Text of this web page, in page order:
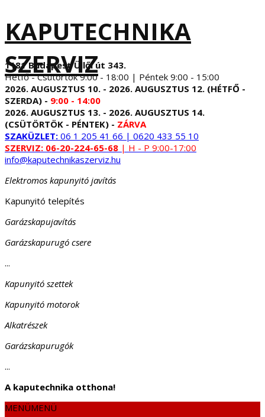
KAPUTECHNIKA
SZERVIZ
1181 Budapest Üllői út 343.
Hétfő - Csütörtök 9:00 - 18:00 | Péntek 9:00 - 15:00
2026. AUGUSZTUS 10. - 2026. AUGUSZTUS 12. (HÉTFŐ -
SZERDA) - 9:00 - 14:00
2026. AUGUSZTUS 13. - 2026. AUGUSZTUS 14.
(CSÜTÖRTÖK - PÉNTEK) - ZÁRVA
SZAKÜZLET: 06 1 205 41 66 | 0620 433 55 10
SZERVIZ: 06-20-224-65-68 | H - P 9:00-17:00
info@kaputechnikaszerviz.hu
Elektromos kapunyitó javítás
Kapunyitó telepítés
Garázskapujavítás
Garázskapurugó csere
...
Kapunyitó szettek
Kapunyitó motorok
Alkatrészek
Garázskapurugók
...
A kaputechnika otthona!
MENÜMENÜ